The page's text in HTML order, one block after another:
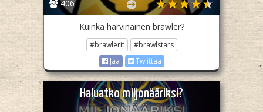
406
Kuinka harvinainen brawler?
#brawlerit
#brawlstars
Jaa
Twiittaa
Haluatko miljonääriksi?